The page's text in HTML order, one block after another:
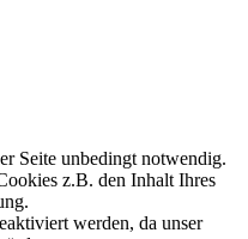
Seite unbedingt notwendig.
z.B. den Inhalt Ihres
werden, da unser